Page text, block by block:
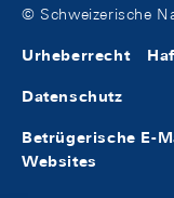
© Schweizerische
Urheberrecht
Datenschutz
Betrügerische E-
Websites